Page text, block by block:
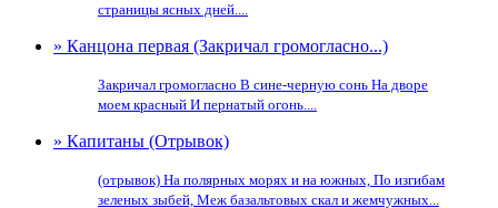
страницы ясных дней....
» Канцона первая (Закричал громогласно...)
Закричал громогласно В сине-черную сонь На дворе
моем красный И пернатый огонь....
» Капитаны (Отрывок)
(отрывок) На полярных морях и на южных, По изгибам
зеленых зыбей, Меж базальтовых скал и жемчужных...